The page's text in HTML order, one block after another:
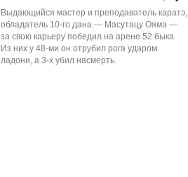
Выдающийся мастер и преподаватель каратэ,
обладатель 10-го дана — Масутацу Ояма —
за свою карьеру победил на арене 52 быка.
Из них у 48-ми он отрубил рога ударом
ладони, а 3-х убил насмерть.